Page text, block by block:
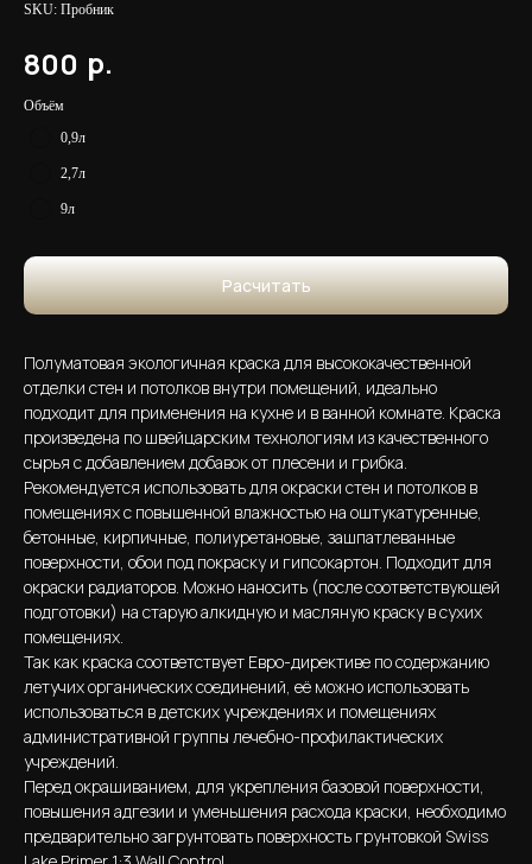
SKU: Пробник
800 р.
Объём
0,9л
2,7л
9л
Расчитать
Полуматовая экологичная краска для высококачественной
отделки стен и потолков внутри помещений, идеально
подходит для применения на кухне и в ванной комнате. Краска
произведена по швейцарским технологиям из качественного
сырья с добавлением добавок от плесени и грибка.
Рекомендуется использовать для окраски стен и потолков в
помещениях c повышенной влажностью на оштукатуренные,
бетонные, кирпичные, полиуретановые, зашпатлеванные
поверхности, обои под покраску и гипсокартон. Подходит для
окраски радиаторов. Можно наносить (после соответствующей
подготовки) на старую алкидную и масляную краску в сухих
помещениях.
Так как краска соответствует Евро-директиве по содержанию
летучих органических соединений, её можно использовать
использоваться в детских учреждениях и помещениях
административной группы лечебно-профилактических
учреждений.
Перед окрашиванием, для укрепления базовой поверхности,
повышения адгезии и уменьшения расхода краски, необходимо
предварительно загрунтовать поверхность грунтовкой Swiss